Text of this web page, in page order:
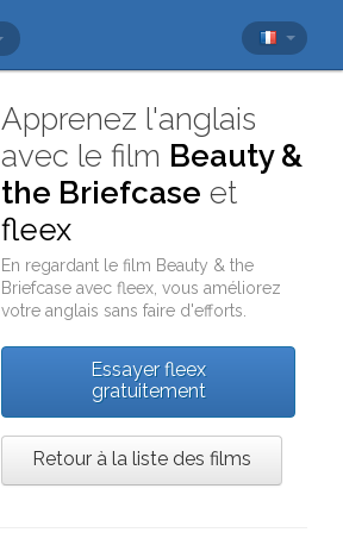
Apprenez l'anglais
avec le film Beauty &
the Briefcase et
fleex
En regardant le film Beauty & the
Briefcase avecfleex , vous améliorez
votre anglais sans faire d'efforts.
Essayer fleex
gratuitement
Retour à la liste des films